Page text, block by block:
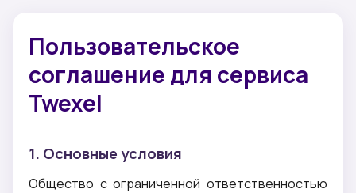
Пользовательское
соглашение для сервиса
Twexel
1. Основные условия
Общество с ограниченной ответственностью